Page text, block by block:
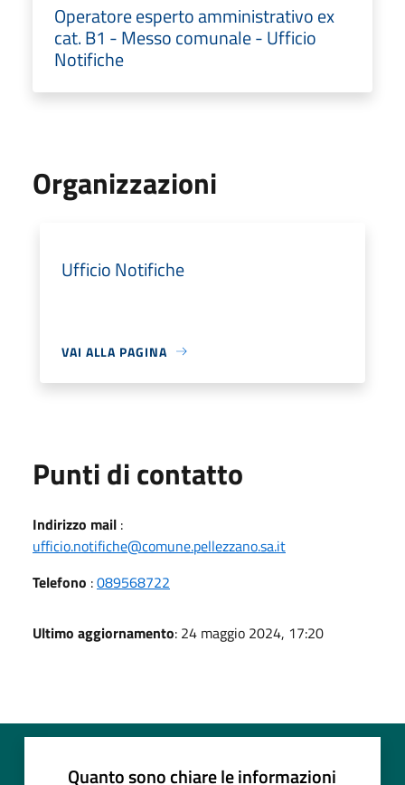
Operatore esperto amministrativo ex
cat. B1 - Messo comunale - Ufficio
Notifiche
Organizzazioni
Ufficio Notifiche
VAI ALLA PAGINA
Punti di contatto
Indirizzo mail :
ufficio.notifiche@comune.pellezzano.sa.it
Telefono :089568722
Ultimo aggiornamento: 24 maggio 2024, 17:20
Quanto sono chiare le informazioni